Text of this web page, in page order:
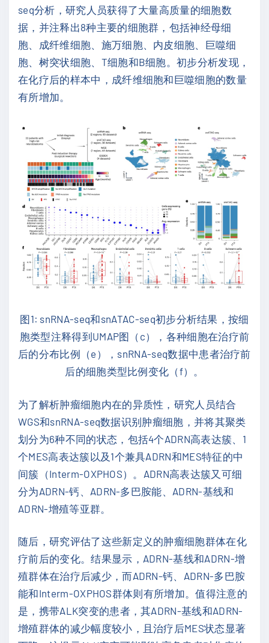
seq分析，研究人员获得了大量高质量的细胞数
据，并注释出8种主要的细胞群，包括神经母细
胞、成纤维细胞、施万细胞、内皮细胞、巨噬细
胞、树突状细胞、T细胞和B细胞。初步分析发现，
在化疗后的样本中，成纤维细胞和巨噬细胞的数量
有所增加。
图1: snRNA-seq和snATAC-seq初步分析结果，按细
胞类型注释得到UMAP图（c），各种细胞在治疗前
后的分布比例（e），snRNA-seq数据中患者治疗前
后的细胞类型比例变化（f）。
为了解析肿瘤细胞内在的异质性，研究人员结合
WGS和snRNA-seq数据识别肿瘤细胞，并将其聚类
划分为6种不同的状态，包括4个ADRN高表达簇、1
个MES高表达簇以及1个兼具ADRN和MES特征的中
间簇（Interm-OXPHOS）。ADRN高表达簇又可细
分为ADRN-钙、ADRN-多巴胺能、ADRN-基线和
ADRN-增殖等亚群。
随后，研究评估了这些新定义的肿瘤细胞群体在化
疗前后的变化。结果显示，ADRN-基线和ADRN-增
殖群体在治疗后减少，而ADRN-钙、ADRN-多巴胺
能和Interm-OXPHOS群体则有所增加。值得注意的
是，携带ALK突变的患者，其ADRN-基线和ADRN-
增殖群体的减少幅度较小，且治疗后MES状态显著